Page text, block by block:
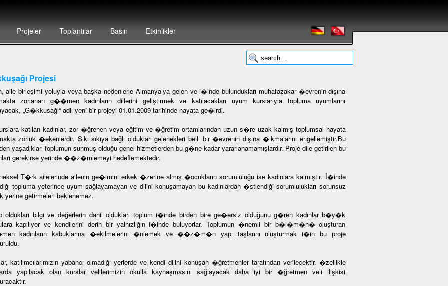
Projeler Toplantılar Basın Etkinlikler
Projesi
aile birleşimi yoluyla veya başka nedenlerle Almanya’ya gelen ve i�inde bulundukları muhafazakar �evrenin dışına
zorlanan g��men kadınların dillerini geliştirmek ve katılacakları uyum kurslarıyla topluma uyumlarını
„G�kkusağı“ adlı yeni bir projeyi 01.01.2009 tarihinde hayata ge�irdi.
katılan kadınlar, zor �ğrenen veya eğitim ve �ğretim ortamlarından uzun s�re uzak kalmış toplumsal hayata
zorluk �ekenlerdir. Sıkı sıkıya bağlı oldukları gelenekleri belli bir �evrenin dışına �ıkmalarını engellemiştir.Bu
yaşadıkları toplumun sunmuş olduğu genel hizmetlerden bu g�ne kadar yararlanamamışlardır. Proje dile getirilen bu
gerekirse yerinde ��z�mlemeyi hedeflemektedir.
T�rk ailelerinde ailenin ge�imini erkek �zerine almış �ocukların sorumluluğu ise kadınlara kalmıştır. İ�inde
topluma yeterince uyum sağlayamayan ve dilini konuşamayan bu kadınlardan �stlendiği sorumlulukları sorunsuz
yerine getirmeleri beklenemez.
oldukları bilgi ve değerlerin dahil oldukları toplum i�inde birden bire ge�ersiz olduğunu g�ren kadınlar b�y�k
kapılıyor ve kendilerini derin bir yalnızlığın i�inde buluyorlar. Toplumun �nemli bir b�l�m�n� oluşturan
kadınların kabuklarına �ekilmelerini �nlemek ve ��z�m�n yapı taşlarını oluşturmak i�in bu proje
katılımcılarımızın yabancı olmadığı yerlerde ve kendi dilini konuşan �ğretmenler tarafından verilecektir. �zellikle
yapılacak olan kurslar velilerimizin okulla kaynaşmasını sağlayacak daha iyi bir �ğretmen veli ilişkisi